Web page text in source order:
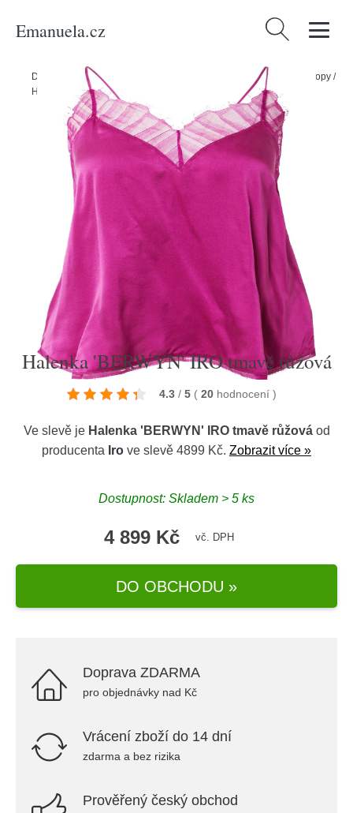
Emanuela.cz Vyhledávání
Domů Produkty/ Topy/ Košilové topy /
Halenka 'BERWYN' IRO tmavě růžová
Halenka 'BERWYN' IRO tmavě růžová
4.3 / 5 ( 20 hodnocení )
Ve slevě je Halenka 'BERWYN' IRO tmavě růžováod
producenta Iro ve slevě 4899 Kč. Zobrazit více »
Dostupnost: Skladem > 5 ks
4 899 Kč vč. DPH
DO OBCHODU »
Doprava ZDARMA
pro objednávky nad Kč
Vrácení zboží do 14 dní
zdarma a bez rizika
Prověřený český obchod